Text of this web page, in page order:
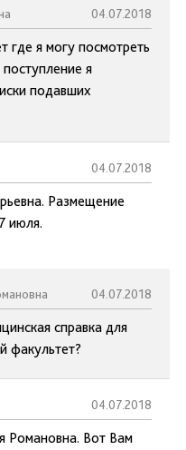
04.07.2018
где я могу посмотреть
я
подавших
04.07.2018
Размещение
июля.
04.07.2018
справка для
факультет?
04.07.2018
Романовна. Вот Вам